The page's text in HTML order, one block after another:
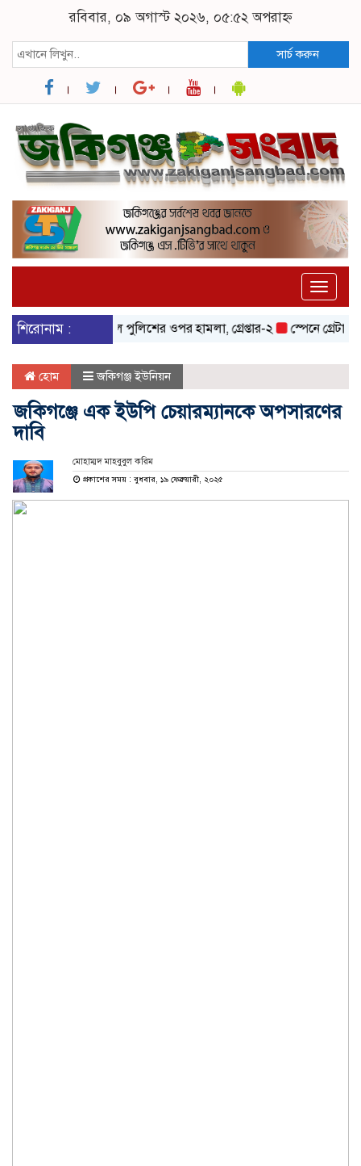
রবিবার, ০৯ অগাস্ট ২০২৬, ০৫:৫২ অপরাহ্ন
সার্চ করুন
Toggle
শিরোনাম :
প্রস্তুতিকালে পুলিশের ওপর হামলা, গ্রেপ্তার-২ স্পেনে গ্রেটার
হোম জকিগঞ্জ ইউনিয়ন
জকিগঞ্জে এক ইউপি চেয়ারম্যানকে অপসারণের
দাবি
মোহাম্মদ মাহবুবুল করিম
প্রকাশের সময় : বুধবার, ১৯ ফেব্রুয়ারী, ২০২৫